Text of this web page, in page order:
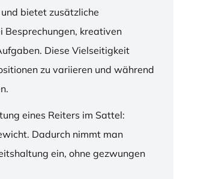
bietet zusätzliche
Besprechungen, kreativen
Diese Vielseitigkeit
zu variieren und während
eines Reiters im Sattel:
Dadurch nimmt man
ein, ohne gezwungen